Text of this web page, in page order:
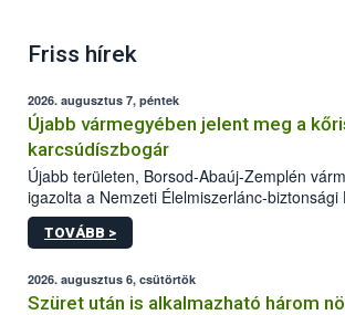
Friss hírek
2026. augusztus 7, péntek
Újabb vármegyében jelent meg a
karcsúdíszbogár
Újabb területen, Borsod-Abaúj-Zemplén
igazolta a Nemzeti Élelmiszerlánc-biztonsági
kőrisrontó karcsúdíszbogár (Agrilus
kártevőt nem csak színcsapdában találták
az intenzív felderítést, emellett az
hatósággal is összehangolják a terjedés
TOVÁBB >
2026. augusztus 6, csütörtök
Szüret után is alkalmazható három